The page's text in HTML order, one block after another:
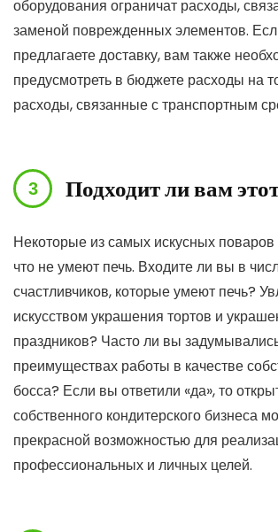
оборудования ограничат расходы,
заменой поврежденных элементов.
предлагаете доставку, вам также
предусмотреть в бюджете расходы на
расходы, связанные с транспортным
Подходит ли вам
Некоторые из самых искусных
что не умеют печь. Входите ли вы в
счастливчиков, которые умеют печь?
искусством украшения тортов и
праздников? Часто ли вы
преимуществах работы в качестве
босса? Если вы ответили «да», то
собственного кондитерского бизнеса
прекрасной возможностью для
профессиональных и личных целей.